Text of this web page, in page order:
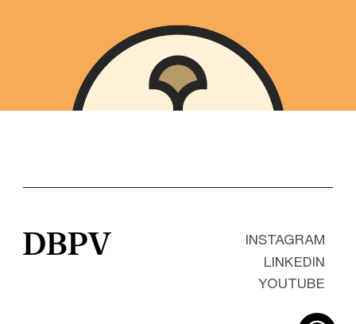
Instagram YouTube
INSTAGRAM
LINKEDIN
YOUTUBE